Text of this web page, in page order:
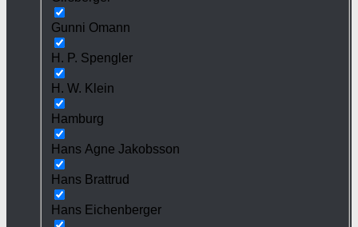
Gunni Omann
H. P. Spengler
H. W. Klein
Hamburg
Hans Agne Jakobsson
Hans Brattrud
Hans Eichenberger